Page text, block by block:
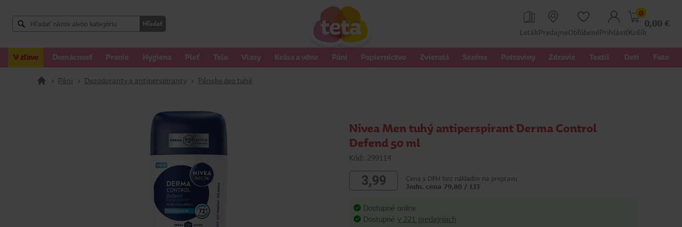
Hľadať
LetákPredajneObľúbenéPrihlásiť
0
0,00 €
Košík
V zľave Domácnosť Pranie Hygiena Pleť Telo Vlasy Krása a vône Páni Papierníctvo Zvieratá Sezóna Potraviny Zdravie Textil Deti Foto
> Páni > Dezodoranty a antiperspiranty > Pánske deo tuhé
Nivea Men tuhý antiperspirant Derma Control
Defend 50 ml
Kód: 299114
3,99
Cena s DPH bez nákladov na prepravu
Jedn. cena 79,80 / LIT
Dostupné online
Dostupné v 221 predajniach